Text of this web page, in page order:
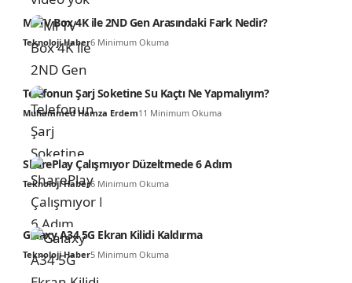
Mi TV Box 4K ile 2ND Gen Arasındaki Fark Nedir?
Teknoloji Haber6 Minimum Okuma
Telefonun Şarj Soketine Su Kaçtı Ne Yapmalıyım?
Muhammed Hamza Erdem11 Minimum Okuma
SharePlay Çalışmıyor Düzeltmede 6 Adım
Teknoloji Haber6 Minimum Okuma
Galaxy A34 5G Ekran Kilidi Kaldırma
Teknoloji Haber5 Minimum Okuma